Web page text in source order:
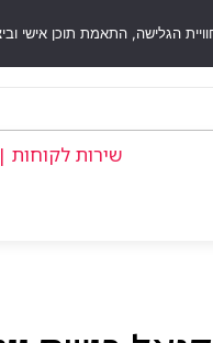
שירות לקוחות | 1-700-507-060